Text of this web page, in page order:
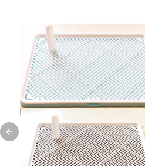
Previous slide